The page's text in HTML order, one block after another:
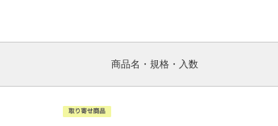
商品名・規格・入数